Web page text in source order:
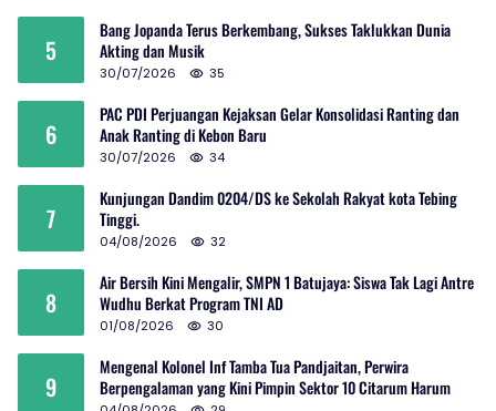
5
Bang Jopanda Terus Berkembang, Sukses Taklukkan Dunia
Akting dan Musik
30/07/2026 35
6
PAC PDI Perjuangan Kejaksan Gelar Konsolidasi Ranting dan
Anak Ranting di Kebon Baru
30/07/2026 34
7
Kunjungan Dandim 0204/DS ke Sekolah Rakyat kota Tebing
Tinggi.
04/08/2026 32
8
Air Bersih Kini Mengalir, SMPN 1 Batujaya: Siswa Tak Lagi Antre
Wudhu Berkat Program TNI AD
01/08/2026 30
9
Mengenal Kolonel Inf Tamba Tua Pandjaitan, Perwira
Berpengalaman yang Kini Pimpin Sektor 10 Citarum Harum